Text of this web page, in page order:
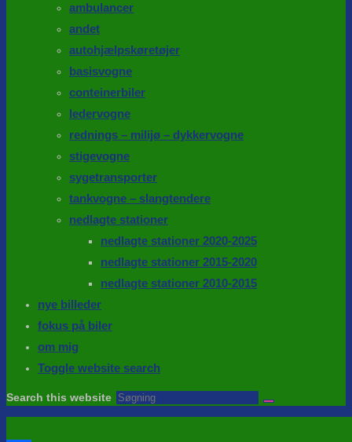
ambulancer
andet
autohjælpskøretøjer
basisvogne
conteinerbiler
ledervogne
rednings – milijø – dykkervogne
stigevogne
sygetransporter
tankvogne – slangtendere
nedlagte stationer
nedlagte stationer 2020-2025
nedlagte stationer 2015-2020
nedlagte stationer 2010-2015
nye billeder
fokus på biler
om mig
Toggle website search
Search this website